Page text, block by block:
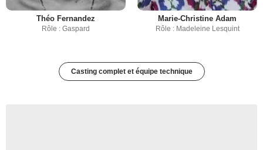
Théo Fernandez
Rôle : Gaspard
Marie-Christine Adam
Rôle : Madeleine Lesquint
Casting complet et équipe technique